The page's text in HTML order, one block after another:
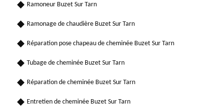
Ramoneur Buzet Sur Tarn
Ramonage de chaudière Buzet Sur Tarn
Réparation pose chapeau de cheminée Buzet Sur Tarn
Tubage de cheminée Buzet Sur Tarn
Réparation de cheminée Buzet Sur Tarn
Entretien de cheminée Buzet Sur Tarn